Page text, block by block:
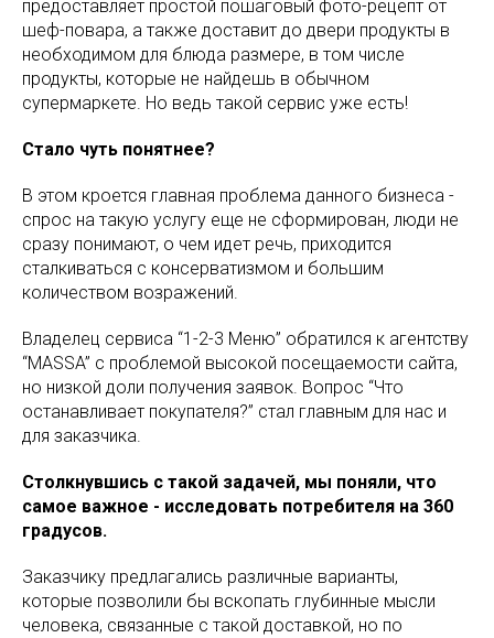
предоставляет простой пошаговый фото-рецепт от
шеф-повара, а также доставит до двери продукты в
необходимом для блюда размере, в том числе
продукты, которые не найдешь в обычном
супермаркете. Но ведь такой сервис уже есть!
Стало чуть понятнее?
В этом кроется главная проблема данного бизнеса -
спрос на такую услугу еще не сформирован, люди не
сразу понимают, о чем идет речь, приходится
сталкиваться с консерватизмом и большим
количеством возражений.
Владелец сервиса “1-2-3 Меню” обратился к агентству
“MASSA” с проблемой высокой посещаемости сайта,
но низкой доли получения заявок. Вопрос “Что
останавливает покупателя?” стал главным для нас и
для заказчика.
Столкнувшись с такой задачей, мы поняли, что
самое важное - исследовать потребителя на 360
градусов.
Заказчику предлагались различные варианты,
которые позволили бы вскопать глубинные мысли
человека, связанные с такой доставкой, но по